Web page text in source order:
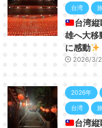
台湾
台湾
雄へ大移
に感動
2026/3/
2026年
台湾
台湾